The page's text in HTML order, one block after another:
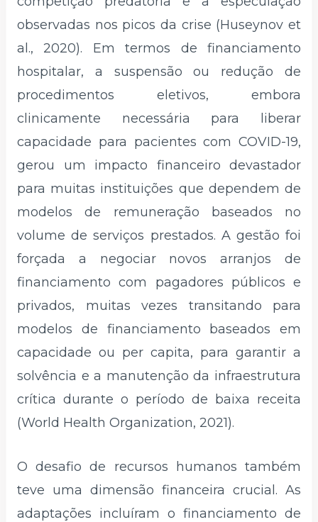
observadas nos picos da crise (Huseynov et
al., 2020). Em termos de financiamento
hospitalar, a suspensão ou redução de
procedimentos eletivos, embora
clinicamente necessária para liberar
capacidade para pacientes com COVID-19,
gerou um impacto financeiro devastador
para muitas instituições que dependem de
modelos de remuneração baseados no
volume de serviços prestados. A gestão foi
forçada a negociar novos arranjos de
financiamento com pagadores públicos e
privados, muitas vezes transitando para
modelos de financiamento baseados em
capacidade ou per capita, para garantir a
solvência e a manutenção da infraestrutura
crítica durante o período de baixa receita
(World Health Organization, 2021).
O desafio de recursos humanos também
teve uma dimensão financeira crucial. As
adaptações incluíram o financiamento de